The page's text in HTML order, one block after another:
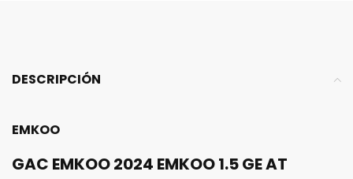
DESCRIPCIÓN
EMKOO
GAC EMKOO 2024 EMKOO 1.5 GE AT